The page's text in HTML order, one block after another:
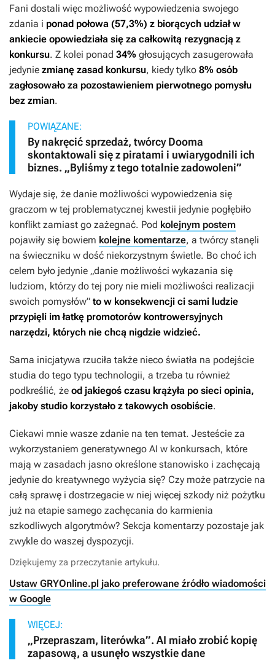
Fani dostali więc możliwość wypowiedzenia swojego
zdania i ponad połowa (57,3%) z biorących udział w
ankiecie opowiedziała się za całkowitą rezygnacją z
konkursu. Z kolei ponad 34% głosujących zasugerowała
jedynie zmianę zasad konkursu, kiedy tylko 8% osób
zagłosowało za pozostawieniem pierwotnego pomysłu
bez zmian.
POWIĄZANE:
By nakręcić sprzedaż, twórcy Dooma
skontaktowali się z piratami i uwiarygodnili ich
biznes. „Byliśmy z tego totalnie zadowoleni”
Wydaje się, że danie możliwości wypowiedzenia się
graczom w tej problematycznej kwestii jedynie pogłębiło
konflikt zamiast go zażegnać. Pod kolejnym postem
pojawiły się bowiem kolejne komentarze, a twórcy stanęli
na świeczniku w dość niekorzystnym świetle. Bo choć ich
celem było jedynie „danie możliwości wykazania się
ludziom, którzy do tej pory nie mieli możliwości realizacji
swoich pomysłów” to w konsekwencji ci sami ludzie
przypięli im łatkę promotorów kontrowersyjnych
narzędzi, których nie chcą nigdzie widzieć.
Sama inicjatywa rzuciła także nieco światła na podejście
studia do tego typu technologii, a trzeba tu również
podkreślić, że od jakiegoś czasu krążyła po sieci opinia,
jakoby studio korzystało z takowych osobiście.
Ciekawi mnie wasze zdanie na ten temat. Jesteście za
wykorzystaniem generatywnego AI w konkursach, które
mają w zasadach jasno określone stanowisko i zachęcają
jedynie do kreatywnego wyżycia się? Czy może patrzycie na
całą sprawę i dostrzegacie w niej więcej szkody niż pożytku
już na etapie samego zachęcania do karmienia
szkodliwych algorytmów? Sekcja komentarzy pozostaje jak
zwykle do waszej dyspozycji.
Dziękujemy za przeczytanie artykułu.
Ustaw GRYOnline.pl jako preferowane źródło wiadomości
w Google
WIĘCEJ:
„Przepraszam, literówka”. AI miało zrobić kopię
zapasową, a usunęło wszystkie dane